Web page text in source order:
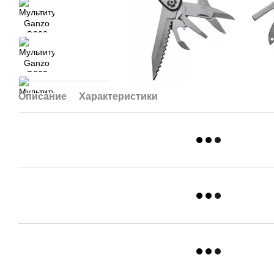
Описание Характеристики